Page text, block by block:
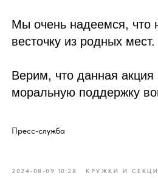
Мы очень надеемся, что
весточку из родных мест.
Верим, что данная акция
моральную поддержку
Пресс-служба
2024-08-09 10:28 КРУЖКИ И